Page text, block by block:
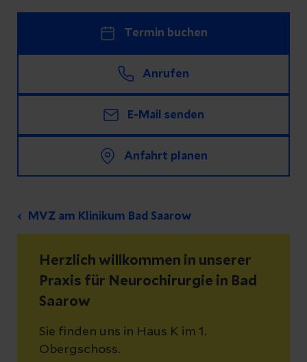
Termin buchen
Anrufen
E-Mail senden
Anfahrt planen
MVZ am Klinikum Bad Saarow
Herzlich willkommen in unserer
Praxis für Neurochirurgie in Bad
Saarow
Sie finden uns in Haus K im 1.
Obergschoss.